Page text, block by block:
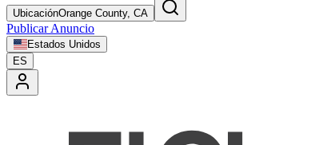
UbicaciónOrange County, CA
Publicar Anuncio
Estados Unidos
ES